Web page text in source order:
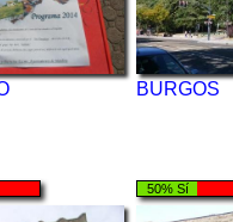
BURGOS
50% Sí